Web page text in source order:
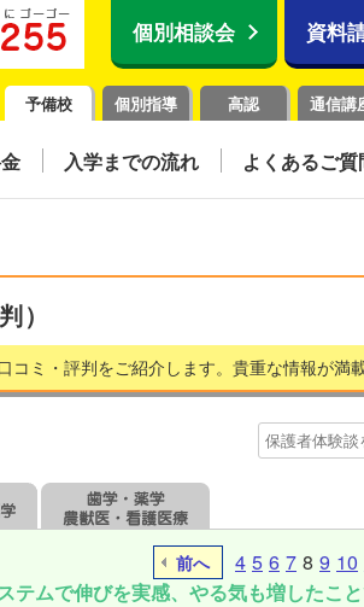
個別相談会 資料
予備校 個別指導 高認 通信講
入学までの流れ よくあるご質
）
ミ・評判をご紹介します。貴重な情報が満載
前へ 4 5 6 7 8 9 10
テムで伸びを実感、やる気も増したこ